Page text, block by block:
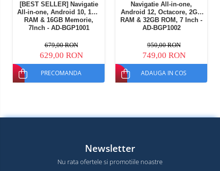
[BEST SELLER] Navigatie
All-in-one, Android 10, 1GB
RAM & 16GB Memorie,
7Inch - AD-BGP1001
679,00 RON
629,00 RON
PRECOMANDA
Navigatie All-in-one,
Android 12, Octacore, 2GB
RAM & 32GB ROM, 7 Inch -
AD-BGP1002
950,00 RON
749,00 RON
ADAUGA IN COS
Newsletter
Nu rata ofertele si promotiile noastre